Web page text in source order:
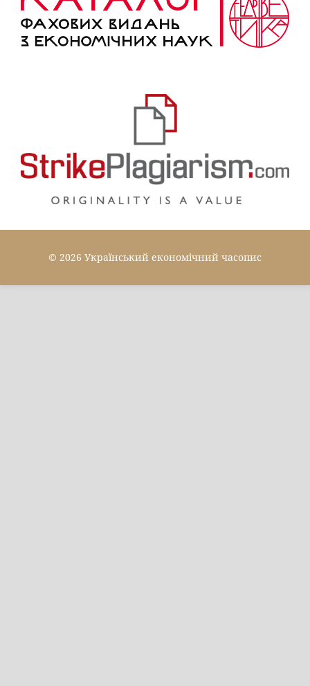
© 2026 Український економічний часопис